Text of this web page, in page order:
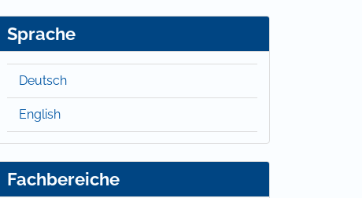
Sprache
Deutsch
English
Fachbereiche